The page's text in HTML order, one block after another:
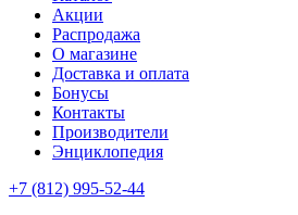
Акции
Распродажа
О магазине
Доставка и оплата
Бонусы
Контакты
Производители
Энциклопедия
+7 (812) 995-52-44